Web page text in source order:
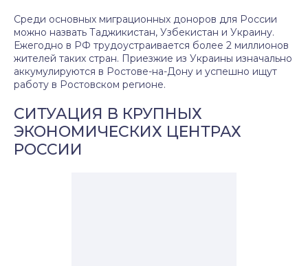
Среди основных миграционных доноров для России
можно назвать Таджикистан, Узбекистан и Украину.
Ежегодно в РФ трудоустраивается более 2 миллионов
жителей таких стран. Приезжие из Украины изначально
аккумулируются в Ростове-на-Дону и успешно ищут
работу в Ростовском регионе.
СИТУАЦИЯ В КРУПНЫХ
ЭКОНОМИЧЕСКИХ ЦЕНТРАХ
РОССИИ